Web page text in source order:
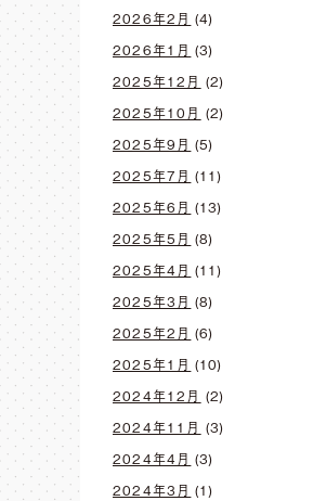
2026年2月 (4)
2026年1月 (3)
2025年12月 (2)
2025年10月 (2)
2025年9月 (5)
2025年7月 (11)
2025年6月 (13)
2025年5月 (8)
2025年4月 (11)
2025年3月 (8)
2025年2月 (6)
2025年1月 (10)
2024年12月 (2)
2024年11月 (3)
2024年4月 (3)
2024年3月 (1)